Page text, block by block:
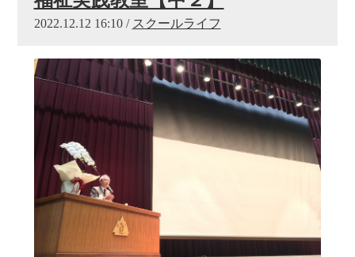
2022.12.12 16:10 / スクールライフ